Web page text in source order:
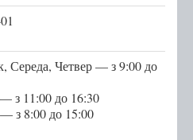
для захисників та
рада
ветеранів України
Середа, Четвер — з 9:00 до
з 11:00 до 16:30
з 8:00 до 15:00